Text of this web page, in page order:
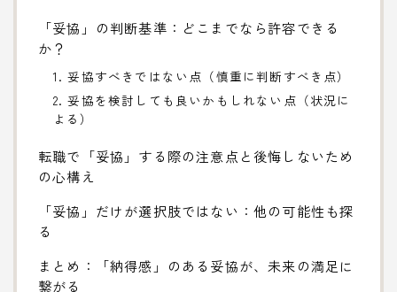
「妥協」の判断基準：どこまでなら許容できる
か？
1. 妥協すべきではない点（慎重に判断すべき点）
2. 妥協を検討しても良いかもしれない点（状況に
よる）
転職で「妥協」する際の注意点と後悔しないため
の心構え
「妥協」だけが選択肢ではない：他の可能性も探
る
まとめ：「納得感」のある妥協が、未来の満足に
繋がる